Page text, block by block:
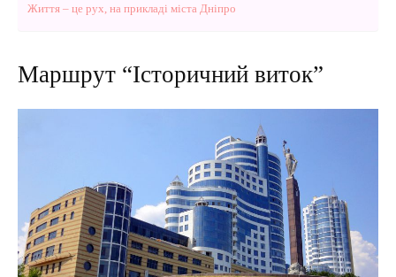
Життя – це рух, на прикладі міста Дніпро
Маршрут “Історичний виток”